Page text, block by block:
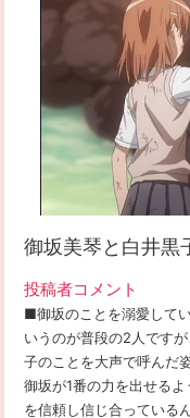
御坂美琴と白井黒
投稿者コメント
■御坂のことを溺愛して
いうのが普段の2人です
子のことを大声で呼んだ
御坂が1番の力を出せる
を信頼し信じ合っている